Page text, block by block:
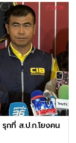
กที่ ส.ป.ก.โยงคน